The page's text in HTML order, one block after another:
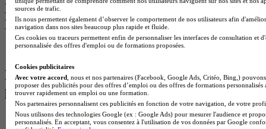
Diplômes proposant des formations en
Banque à Périgueux
Bachelor Banque à Périgueux
Formations par domaines à Périgueux les
plus recherchées
Formations Agroalimentaire à Périgueux
Formations Architecture à Périgueux
sources de trafic.
Ils nous permettent également d’observer le comportement de nos utilisateurs afin
navigation dans nos sites beaucoup plus rapide et fluide.
Ces cookies ou traceurs permettent enfin de personnaliser les interfaces de consultation et
personnalisée des offres d'emploi ou de formations proposées.
Cookies publicitaires
Avec votre accord , nous et nos partenaires (Facebook, Google Ads, Critéo, Bing,)
proposer des publicités pour des offres d’emploi ou des offres de formations
trouver rapidement un emploi ou une formation.
Nos partenaires personnalisent ces publicités en fonction de votre navigation, de votre
Nous utilisons des technologies Google (ex : Google Ads) pour mesurer l'audience et
personnalisés. En acceptant, vous consentez à l'utilisation de vos données par Google